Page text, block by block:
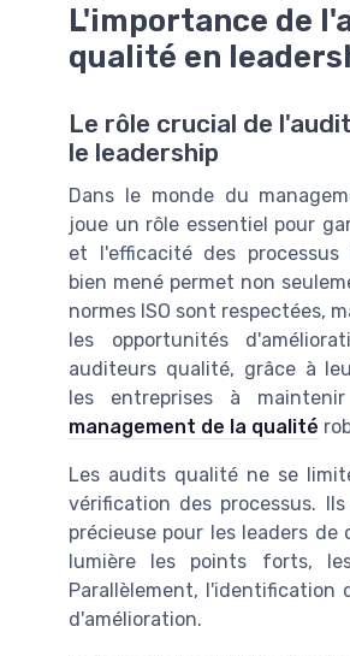
L'importance de
qualité en
Le rôle crucial de
le leadership
Dans le monde du
joue un rôle essentiel pour
et l'efficacité des
bien mené permet non
normes ISO sont respectées,
les opportunités
auditeurs qualité, grâce à
les entreprises à
management de la qualité
Les audits qualité ne se
vérification des processus.
précieuse pour les leaders
lumière les points forts,
Parallèlement, l'identification
d'amélioration.